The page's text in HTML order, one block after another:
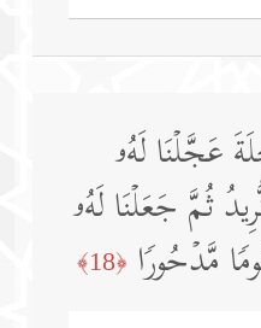
عَجَّلۡنَا لَهُۥ
ثُمَّ جَعَلۡنَا لَهُۥ
مَّدۡحُورࣰا ﴿18﴾